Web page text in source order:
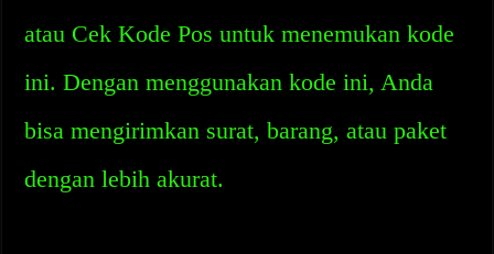
atau Cek Kode Pos untuk menemukan kode
ini. Dengan menggunakan kode ini, Anda
bisa mengirimkan surat, barang, atau paket
dengan lebih akurat.